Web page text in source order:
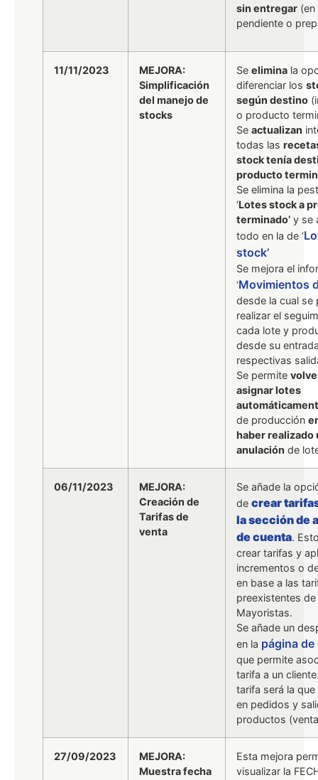
sin entregar
pendiente o
11/11/2023
MEJORA:
Simplificación
del manejo de
stocks
Se elimina la
diferenciar los
según destino
o producto
Se actualizan
todas las
stock tenía
producto
Se elimina la
‘Lotes stock a
terminado’ y se
todo en la de ‘
stock’
Se mejora el
‘Movimientos
desde la cual se
realizar el
cada lote y
desde su
respectivas
Se permite
asignar lotes
de producción
haber realizado
anulación de
06/11/2023
MEJORA:
Creación de
Tarifas de
venta
Se añade la
de crear
la sección de
de cuenta.
crear tarifas y
incrementos o
en base a las
preexistentes de
Mayoristas.
Se añade un
en la página
que permite
tarifa a un
tarifa será la
en pedidos y
productos
27/09/2023
MEJORA:
Muestra fecha
Esta mejora
visualizar la